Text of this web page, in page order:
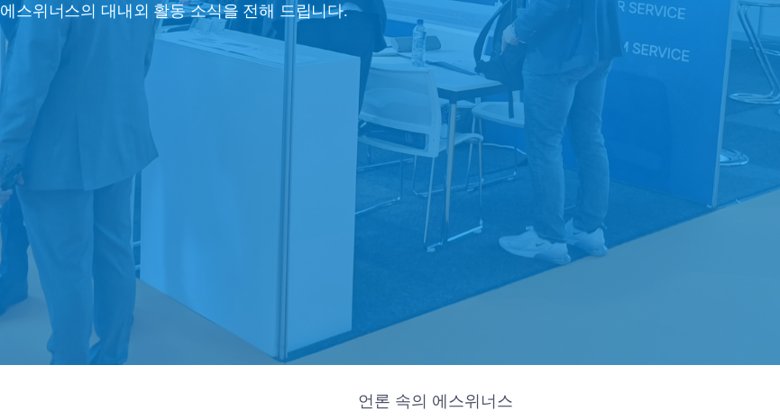
에스위너스의 대내외 활동 소식을 전해 드립니다.
언론 속의 에스위너스